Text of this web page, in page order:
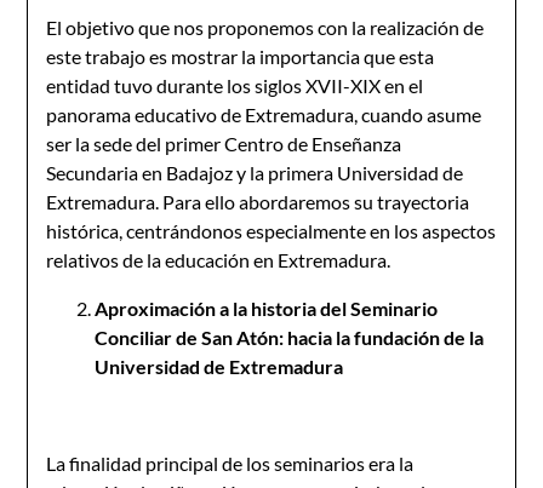
El objetivo que nos proponemos con la realización de
este trabajo es mostrar la importancia que esta
entidad tuvo durante los siglos XVII-XIX en el
panorama educativo de Extremadura, cuando asume
ser la sede del primer Centro de Enseñanza
Secundaria en Badajoz y la primera Universidad de
Extremadura. Para ello abordaremos su trayectoria
histórica, centrándonos especialmente en los aspectos
relativos de la educación en Extremadura.
Aproximación a la historia del Seminario
Conciliar de San Atón: hacia la fundación de la
Universidad de Extremadura
La finalidad principal de los seminarios era la